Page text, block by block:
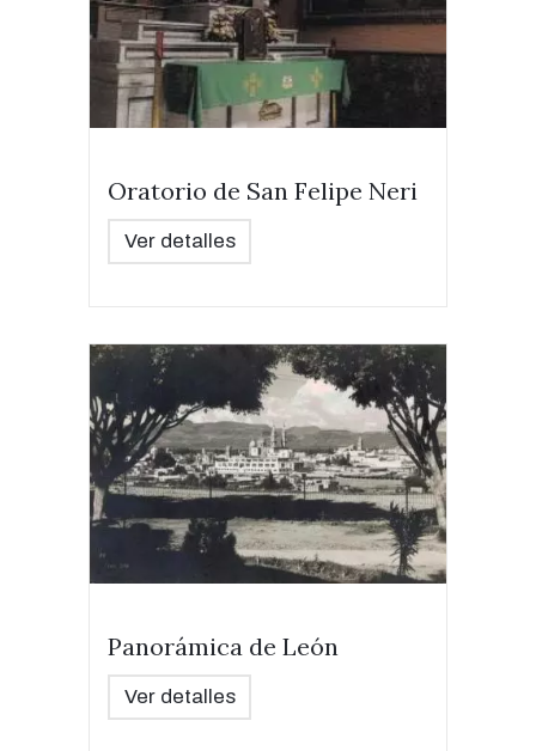
Oratorio de San Felipe Neri
Ver detalles
Panorámica de León
Ver detalles